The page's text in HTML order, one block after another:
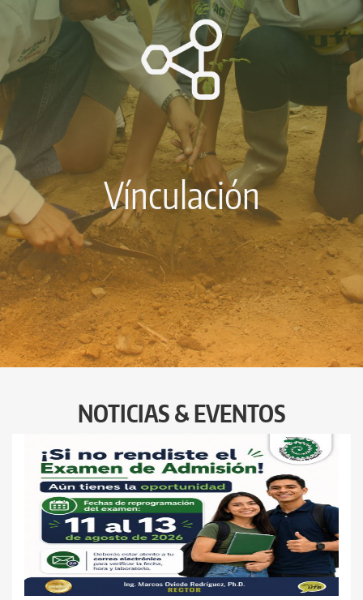
Vínculación
NOTICIAS & EVENTOS